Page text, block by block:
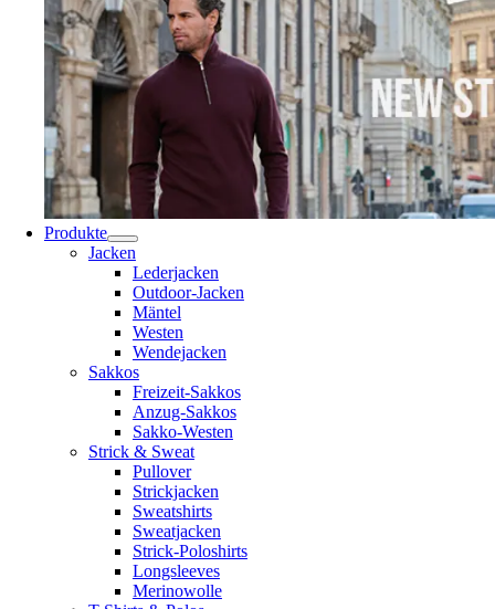
Produkte
Jacken
Lederjacken
Outdoor-Jacken
Mäntel
Westen
Wendejacken
Sakkos
Freizeit-Sakkos
Anzug-Sakkos
Sakko-Westen
Strick & Sweat
Pullover
Strickjacken
Sweatshirts
Sweatjacken
Strick-Poloshirts
Longsleeves
Merinowolle